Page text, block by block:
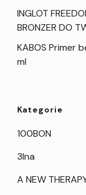
INGLOT
BRONZER DO
KABOS Primer
ml
Kategorie
100BON
3Ina
A NEW